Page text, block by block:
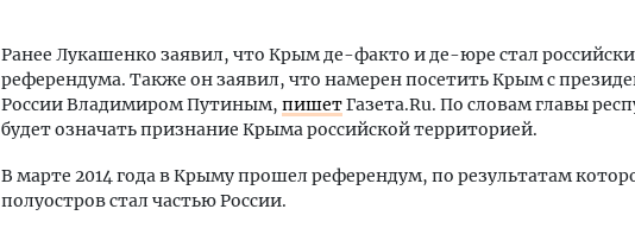
Ранее Лукашенко заявил, что Крым де-факто и де-юре стал
референдума. Также он заявил, что намерен посетить Крым с
России Владимиром Путиным, пишетГазета.Ru. По словам главы
будет означать признание Крыма российской территорией.
В марте 2014 года в Крыму прошел референдум, по результатам
полуостров стал частью России.